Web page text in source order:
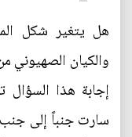
هل يتغير شكل
والكيان
إجابة هذا
سارت جنباً إلى